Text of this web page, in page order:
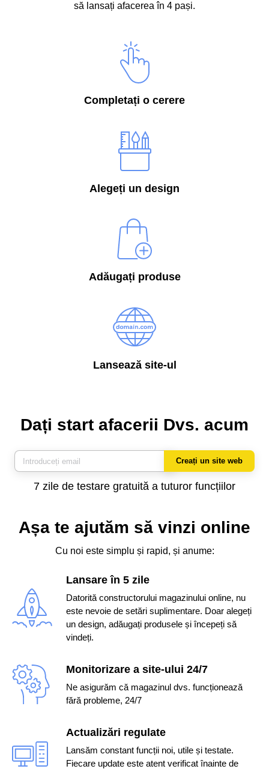
să lansați afacerea în 4 pași.
Completați o cerere
Alegeți un design
Adăugați produse
Lansează site-ul
Dați start afacerii Dvs. acum
Creați un site web
7 zile de testare gratuită a tuturor funcțiilor
Așa te ajutăm să vinzi online
Cu noi este simplu și rapid, și anume:
Lansare în 5 zile
Datorită constructorului magazinului online, nu
este nevoie de setări suplimentare. Doar alegeți
un design, adăugați produsele și începeți să
vindeți.
Monitorizare a site-ului 24/7
Ne asigurăm că magazinul dvs. funcționează
fără probleme, 24/7
Actualizări regulate
Lansăm constant funcții noi, utile și testate.
Fiecare update este atent verificat înainte de